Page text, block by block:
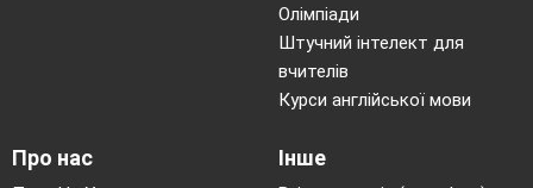
Олімпіади
Штучний інтелект для
вчителів
Курси англійської мови
Про нас Інше